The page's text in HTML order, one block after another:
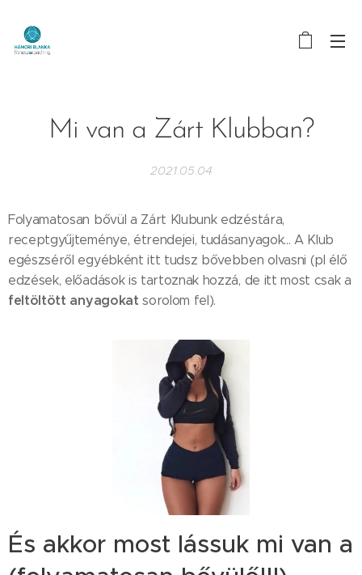
Mi van a Zárt Klubban?
2021.05.04
Folyamatosan bővül a Zárt Klubunk edzéstára,
receptgyűjteménye, étrendejei, tudásanyagok... A Klub
egészséről egyébként itt tudsz bővebben olvasni (pl élő
edzések, előadások is tartoznak hozzá, de itt most csak a
feltöltött anyagokatsorolom fel).
És akkor most lássuk mi van a